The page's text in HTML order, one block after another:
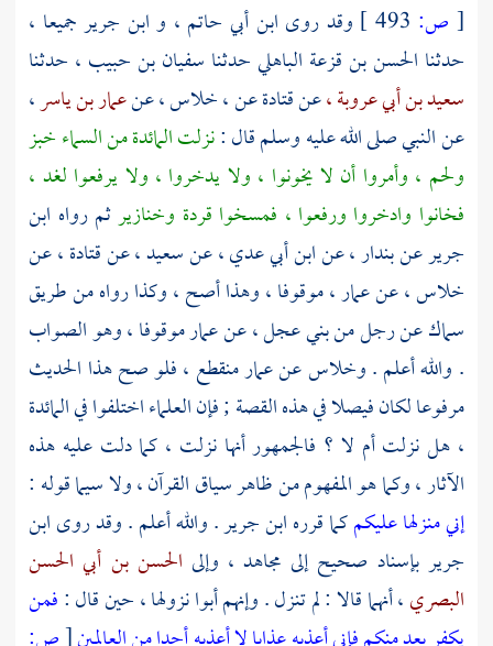
[ ص: وقد روى ابن أبي حاتم ، وابن جريرجميعا ،
حدثنا الحسن بن قزعة الباهليحدثنا سفيان بن حبيب ، حدثنا
سعيد بن أبي عروبة ،عنقتادةعن ،خلاس، عنعمار بن ياسر،
عن النبي صلى الله عليه وسلم قال :نزلت المائدة من السماء خبز
ولحم ، وأمروا أن لا يخونوا ، ولا يدخروا ، ولا يرفعوا لغد ،
فخانوا وادخروا ورفعوا ، فمسخوا قردة وخنازيرثم رواه ابن
جريرعنبندار ،عنابن أبي عدي ،عنسعيد، عنقتادة، عن
خلاس، عنعمار ،موقوفا ، وهذا أصح ، وكذا رواه من طريق
سماكعن رجل منبني عجل ،عنعمارموقوفا ، وهو الصواب
. والله أعلم .وخلاسعنعمارمنقطع ، فلو صح هذا الحديث
مرفوعا لكان فيصلا في هذه القصة ; فإن العلماء اختلفوا في المائدة
، هل نزلت أم لا ؟ فالجمهور أنها نزلت ، كما دلت عليه هذه
الآثار ، وكما هو المفهوم من ظاهر سياق القرآن ، ولا سيما قوله :
إني منزلها عليكمكما قررهابن جرير. والله أعلم . وقد روىابن
جريربإسناد صحيح إلى مجاهد ، وإلى الحسن بن أبي الحسن
البصري، أنهما قالا : لم تنزل . وإنهم أبوا نزولها ، حين قال :فمن